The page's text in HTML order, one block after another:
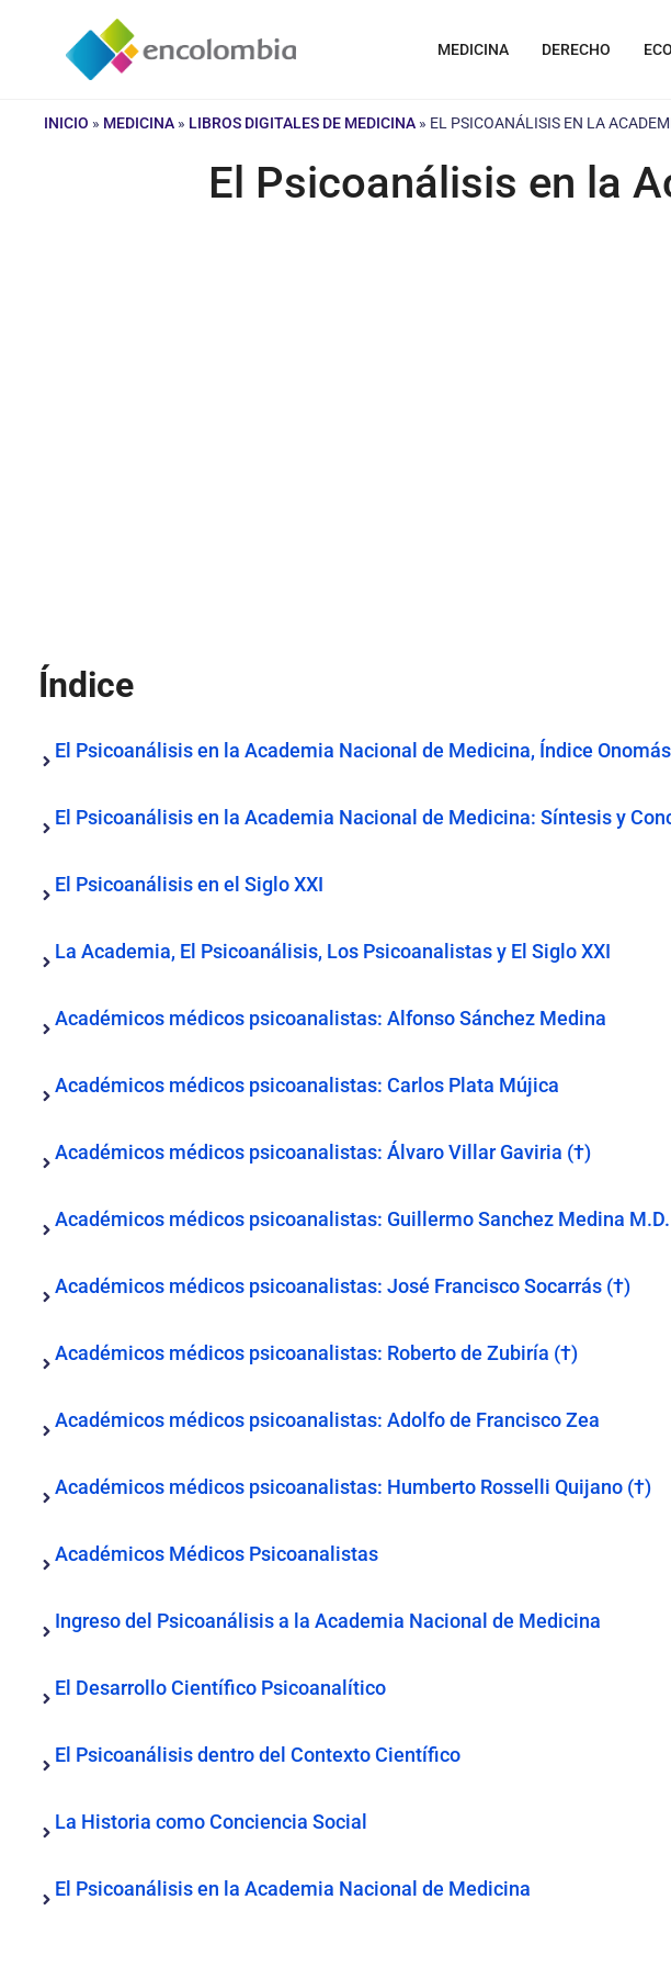
contenido
MEDICINA DERECHO
INICIO » MEDICINA » LIBROS DIGITALES DE MEDICINA » EL PSICOANÁLISIS EN LA
El Psicoanálisis en la
Índice
El Psicoanálisis en la Academia Nacional de Medicina, Índice
El Psicoanálisis en la Academia Nacional de Medicina: Síntesis y
El Psicoanálisis en el Siglo XXI
La Academia, El Psicoanálisis, Los Psicoanalistas y El Siglo XXI
Académicos médicos psicoanalistas: Alfonso Sánchez Medina
Académicos médicos psicoanalistas: Carlos Plata Mújica
Académicos médicos psicoanalistas: Álvaro Villar Gaviria (†)
Académicos médicos psicoanalistas: Guillermo Sanchez Medina M.D.
Académicos médicos psicoanalistas: José Francisco Socarrás (†)
Académicos médicos psicoanalistas: Roberto de Zubiría (†)
Académicos médicos psicoanalistas: Adolfo de Francisco Zea
Académicos médicos psicoanalistas: Humberto Rosselli Quijano (†)
Académicos Médicos Psicoanalistas
Ingreso del Psicoanálisis a la Academia Nacional de Medicina
El Desarrollo Científico Psicoanalítico
El Psicoanálisis dentro del Contexto Científico
La Historia como Conciencia Social
El Psicoanálisis en la Academia Nacional de Medicina